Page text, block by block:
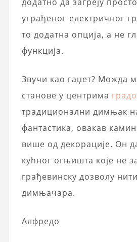
уграђеног електричног
то додатна опција, а не
функција.
Звучи као гаџет? Можда
станове у центрима
традиционални димњак
фантастика, овакав
више од декорације. Он
кућног огњишта које не
грађевинску дозволу
димњачара.
Алфредо